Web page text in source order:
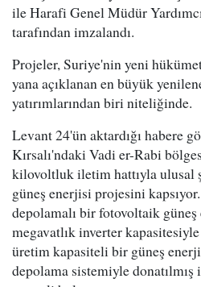
ile Harafi Genel Müdür
tarafından imzalandı.
Projeler, Suriye'nin yeni
yana açıklanan en büyük
yatırımlarından biri niteliğinde.
Levant 24'ün aktardığı habere
Kırsalı'ndaki Vadi er-Rabi
kilovoltluk iletim hattıyla ulusal
güneş enerjisi projesini
depolamalı bir fotovoltaik
megavatlık inverter
üretim kapasiteli bir güneş
depolama sistemiyle